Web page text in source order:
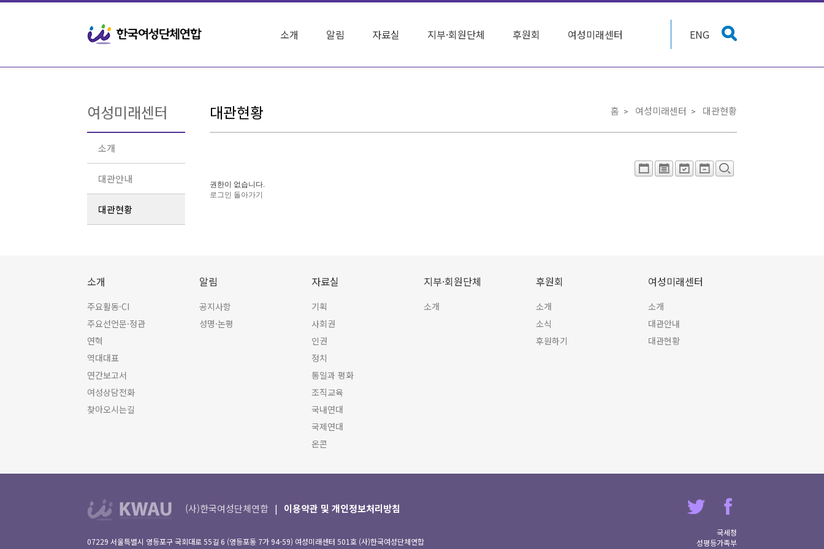
소개 알림 자료실 지부·회원단체 후원회 여성미래센터 ENG
여성미래센터
소개
대관안내
대관현황
대관현황 홈 여성미래센터 대관현황
권한이 없습니다.
로그인 돌아가기
소개
주요활동·CI
주요선언문·정관
연혁
역대대표
연간보고서
여성상담전화
찾아오시는길
알림
공지사항
성명·논평
자료실
기획
사회권
인권
정치
통일과 평화
조직교육
국내연대
국제연대
온콘
지부·회원단체
소개
후원회
소개
소식
후원하기
여성미래센터
소개
대관안내
대관현황
(사)한국여성단체연합 이용약관 및 개인정보처리방침
07229 서울특별시 영등포구 국회대로 55길 6 (영등포동 7가 94-59) 여성미래센터 501호 (사)한국여성단체연합
국세청
성평등가족부